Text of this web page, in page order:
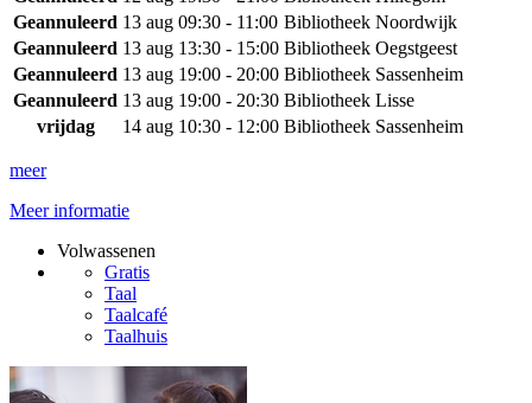
Geannuleerd 13 aug 09:30 - 11:00 Bibliotheek Noordwijk
Geannuleerd 13 aug 13:30 - 15:00 Bibliotheek Oegstgeest
Geannuleerd 13 aug 19:00 - 20:00 Bibliotheek Sassenheim
Geannuleerd 13 aug 19:00 - 20:30 Bibliotheek Lisse
vrijdag
14 aug 10:30 - 12:00 Bibliotheek Sassenheim
meer
Meer informatie
Volwassenen
Gratis
Taal
Taalcafé
Taalhuis